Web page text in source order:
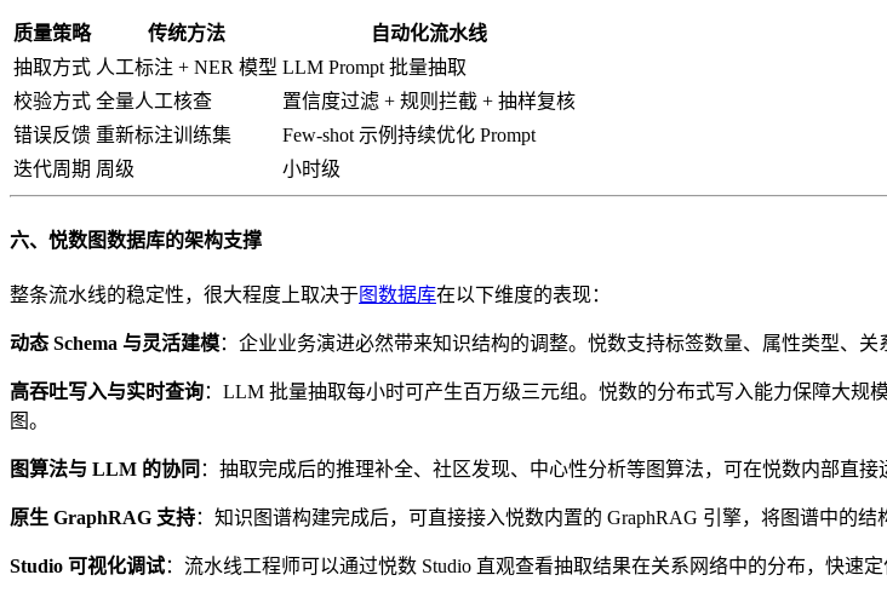
质量策略 传统方法
自动化流水线
抽取方式 人工标注 + NER 模型 LLM Prompt 批量抽取
校验方式 全量人工核查
置信度过滤 + 规则拦截 + 抽样复核
错误反馈 重新标注训练集
Few-shot 示例持续优化 Prompt
迭代周期 周级 小时级
六、悦数图数据库的架构支撑
整条流水线的稳定性，很大程度上取决于图数据库在以下维度的表现：
动态 Schema 与灵活建模：企业业务演进必然带来知识结构的调整。悦数支持标签数量、属性类型、
高吞吐写入与实时查询：LLM 批量抽取每小时可产生百万级三元组。悦数的分布式写入能力保障大
图。
图算法与 LLM 的协同 ：抽取完成后的推理补全、社区发现、中心性分析等图算法，可在悦数内部直
原生 GraphRAG 支持：知识图谱构建完成后，可直接接入悦数内置的 GraphRAG 引擎，将图谱中的
Studio 可视化调试：流水线工程师可以通过悦数 Studio 直观查看抽取结果在关系网络中的分布，快速